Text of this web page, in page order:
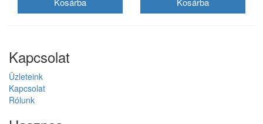
Kapcsolat
Üzleteink
Kapcsolat
Rólunk